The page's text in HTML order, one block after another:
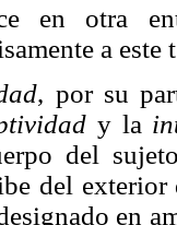
en otra
a este
, por su
y la
del
del
en